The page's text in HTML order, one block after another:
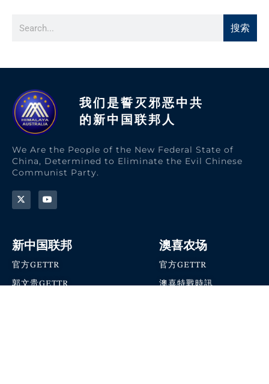
搜索
我们是誓灭邪恶中共
的新中国联邦人​
We Are the People of the New Federal State of
China, Determined to Eliminate the Evil Chinese
Communist Party.
新中国联邦
官方GETTR
郭文贵GETTR
澳喜农场
官方GETTR
澳喜特戰時訊